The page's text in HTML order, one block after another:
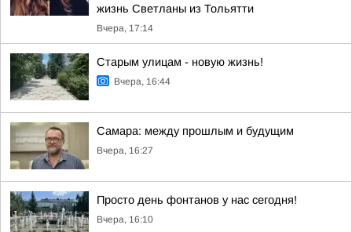
жизнь Светланы из Тольятти
Вчера, 17:14
Старым улицам - новую жизнь!
Вчера, 16:44
Самара: между прошлым и будущим
Вчера, 16:27
Просто день фонтанов у нас сегодня!
Вчера, 16:10